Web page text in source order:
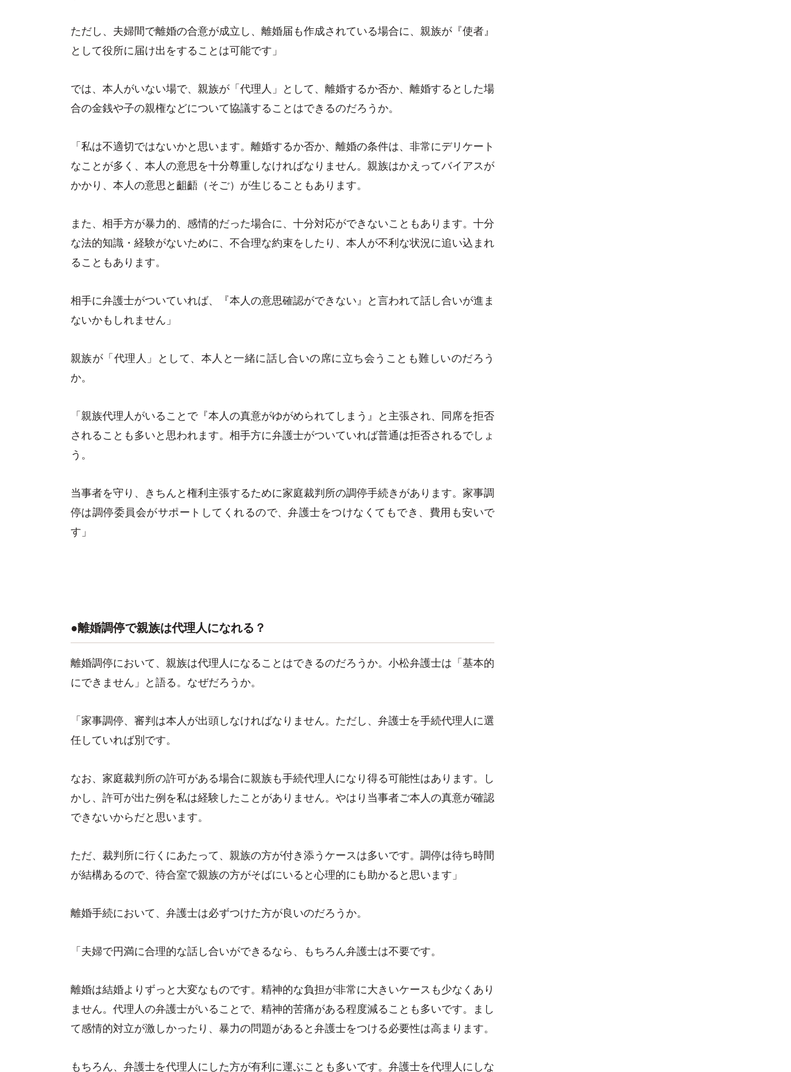
ただし、夫婦間で離婚の合意が成立し、離婚届も作成されている場合に、親族が『使者』
として役所に届け出をすることは可能です」
では、本人がいない場で、親族が「代理人」として、離婚するか否か、離婚するとした場
合の金銭や子の親権などについて協議することはできるのだろうか。
「私は不適切ではないかと思います。離婚するか否か、離婚の条件は、非常にデリケート
なことが多く、本人の意思を十分尊重しなければなりません。親族はかえってバイアスが
かかり、本人の意思と齟齬（そご）が生じることもあります。
また、相手方が暴力的、感情的だった場合に、十分対応ができないこともあります。十分
な法的知識・経験がないために、不合理な約束をしたり、本人が不利な状況に追い込まれ
ることもあります。
相手に弁護士がついていれば、『本人の意思確認ができない』と言われて話し合いが進ま
ないかもしれません」
親族が「代理人」として、本人と一緒に話し合いの席に立ち会うことも難しいのだろう
か。
「親族代理人がいることで『本人の真意がゆがめられてしまう』と主張され、同席を拒否
されることも多いと思われます。相手方に弁護士がついていれば普通は拒否されるでしょ
う。
当事者を守り、きちんと権利主張するために家庭裁判所の調停手続きがあります。家事調
停は調停委員会がサポートしてくれるので、弁護士をつけなくてもでき、費用も安いで
す」
●離婚調停で親族は代理人になれる？
離婚調停において、親族は代理人になることはできるのだろうか。小松弁護士は「基本的
にできません」と語る。なぜだろうか。
「家事調停、審判は本人が出頭しなければなりません。ただし、弁護士を手続代理人に選
任していれば別です。
なお、家庭裁判所の許可がある場合に親族も手続代理人になり得る可能性はあります。し
かし、許可が出た例を私は経験したことがありません。やはり当事者ご本人の真意が確認
できないからだと思います。
ただ、裁判所に行くにあたって、親族の方が付き添うケースは多いです。調停は待ち時間
が結構あるので、待合室で親族の方がそばにいると心理的にも助かると思います」
離婚手続において、弁護士は必ずつけた方が良いのだろうか。
「夫婦で円満に合理的な話し合いができるなら、もちろん弁護士は不要です。
離婚は結婚よりずっと大変なものです。精神的な負担が非常に大きいケースも少なくあり
ません。代理人の弁護士がいることで、精神的苦痛がある程度減ることも多いです。まし
て感情的対立が激しかったり、暴力の問題があると弁護士をつける必要性は高まります。
もちろん、弁護士を代理人にした方が有利に運ぶことも多いです。弁護士を代理人にしな